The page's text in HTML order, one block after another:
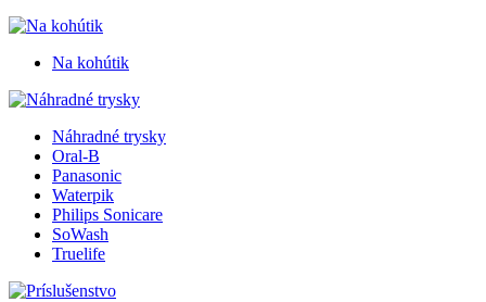
Na kohútik
Náhradné trysky
Oral-B
Panasonic
Waterpik
Philips Sonicare
SoWash
Truelife